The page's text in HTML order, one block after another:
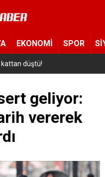
EKONOMİ SPOR
geliyor:
vererek